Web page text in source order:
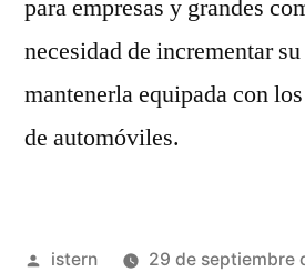
para empresas y grandes
necesidad de incrementar
mantenerla equipada con
de automóviles.
Publicado
istern
29 de septiembre